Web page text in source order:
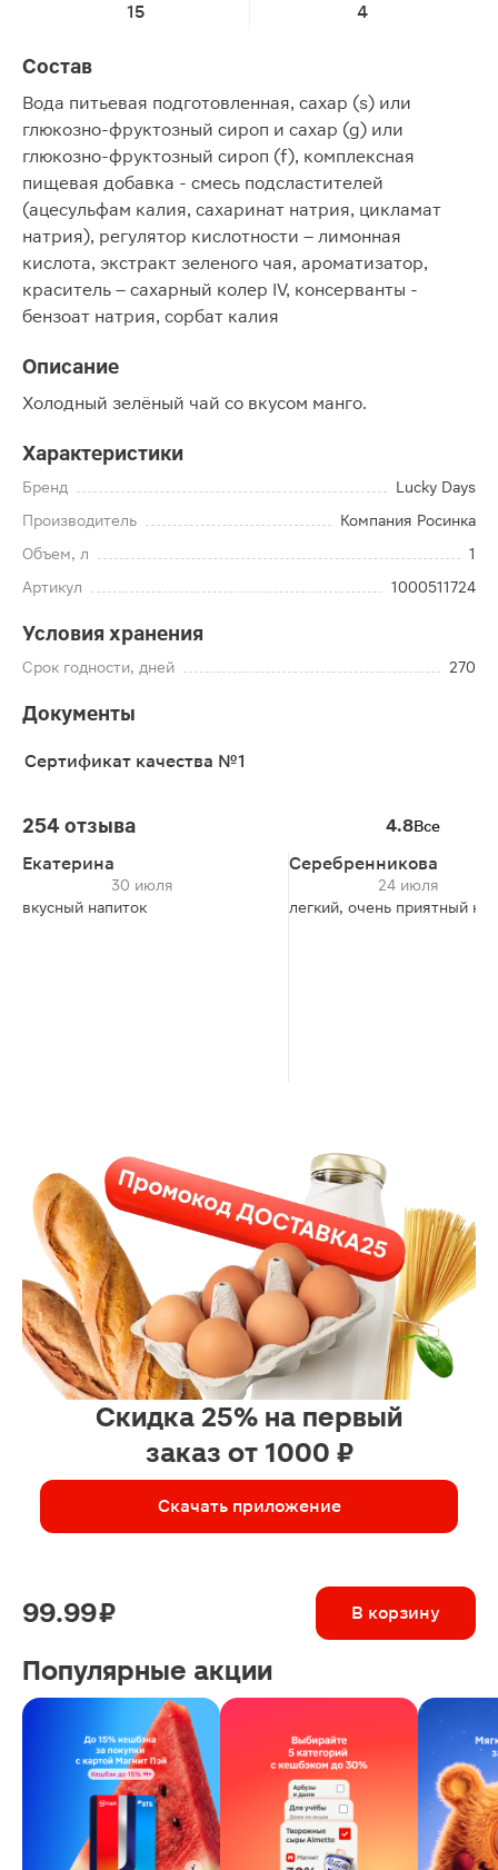
15 4
Состав
Вода питьевая подготовленная, сахар (s) или
глюкозно-фруктозный сироп и сахар (g) или
глюкозно-фруктозный сироп (f), комплексная
пищевая добавка - смесь подсластителей
(ацесульфам калия, сахаринат натрия, цикламат
натрия), регулятор кислотности – лимонная
кислота, экстракт зеленого чая, ароматизатор,
краситель – сахарный колер IV, консерванты -
бензоат натрия, сорбат калия
Описание
Холодный зелёный чай со вкусом манго.
Характеристики
Бренд
Lucky Days
Производитель
Компания Росинка
Объем, л
1
Артикул
1000511724
Условия хранения
Срок годности, дней 270
Документы
Сертификат качества №1
254 отзыва 4.8Все
Екатерина
30 июля
вкусный напиток
Серебренникова
24 июля
легкий, очень приятный на
Скидка 25% на первый
заказ от 1000 ₽
Скачать приложение
99.99 ₽ В корзину
Популярные акции